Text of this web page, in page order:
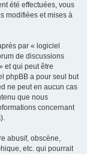
été effectuées, vous
modifiées et mises à
par « logiciel
de discussions
et qui peut être
phpBB a pour seul but
ne peut en aucun cas
que nous
concernant
abusif, obscène,
etc. qui pourrait